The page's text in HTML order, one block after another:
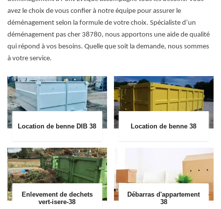
avez le choix de vous confier à notre équipe pour assurer le
déménagement selon la formule de votre choix. Spécialiste d’un
déménagement pas cher 38780, nous apportons une aide de qualité
qui répond à vos besoins. Quelle que soit la demande, nous sommes
à votre service.
Location de benne DIB 38 Location de benne 38
Enlevement de dechets
vert-isere-38
Débarras d'appartement
38